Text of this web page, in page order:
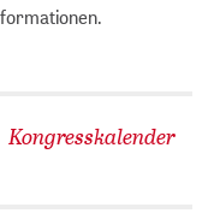
Kongresskalender